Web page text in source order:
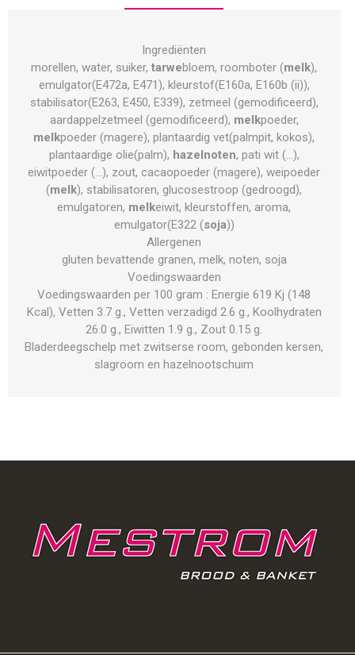
Ingrediënten
morellen, water, suiker,tarwebloem, roomboter (melk),
emulgator(E472a, E471), kleurstof(E160a, E160b (ii)),
stabilisator(E263, E450, E339), zetmeel (gemodificeerd),
aardappelzetmeel (gemodificeerd), melkpoeder,
melkpoeder (magere), plantaardig vet(palmpit, kokos),
plantaardige olie(palm), hazelnoten, pati wit (...),
eiwitpoeder (...), zout, cacaopoeder (magere), weipoeder
(melk), stabilisatoren, glucosestroop (gedroogd),
emulgatoren, melkeiwit, kleurstoffen, aroma,
emulgator(E322 (soja))
Allergenen
gluten bevattende granen, melk, noten, soja
Voedingswaarden
Voedingswaarden per 100 gram : Energie 619 Kj (148
Kcal), Vetten 3.7 g., Vetten verzadigd 2.6 g., Koolhydraten
26.0 g., Eiwitten 1.9 g., Zout 0.15 g.
Bladerdeegschelp met zwitserse room, gebonden kersen,
slagroom en hazelnootschuim